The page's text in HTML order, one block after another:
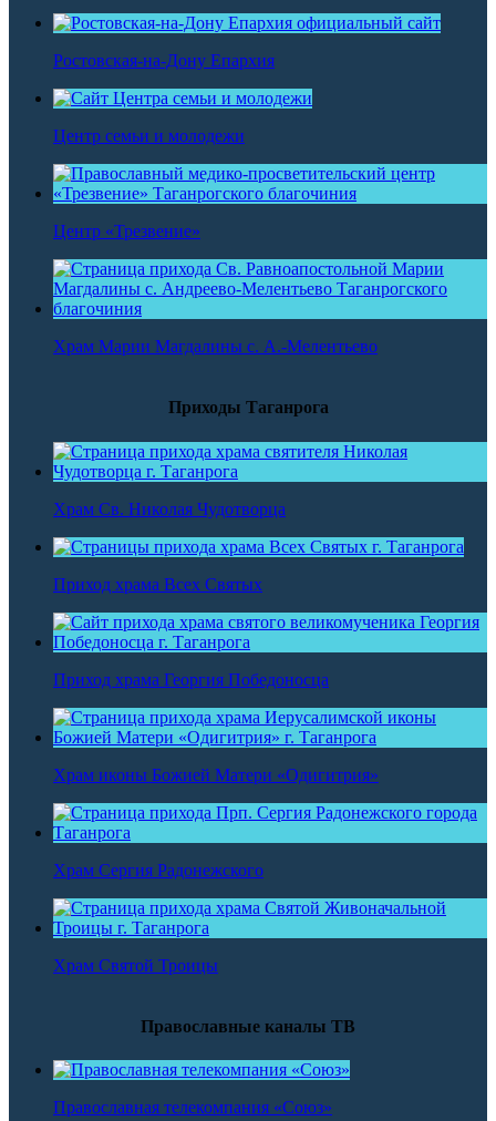
Ростовская-на-Дону Епархия
Центр семьи и молодежи
Центр «Трезвение»
Храм Марии Магдалины с. А.-Мелентьево
Приходы Таганрога
Храм Св. Николая Чудотворца
Приход храма Всех Святых
Приход храма Георгия Победоносца
Храм иконы Божией Матери «Одигитрия»
Храм Сергия Радонежского
Храм Святой Троицы
Православные каналы ТВ
Православная телекомпания «Союз»